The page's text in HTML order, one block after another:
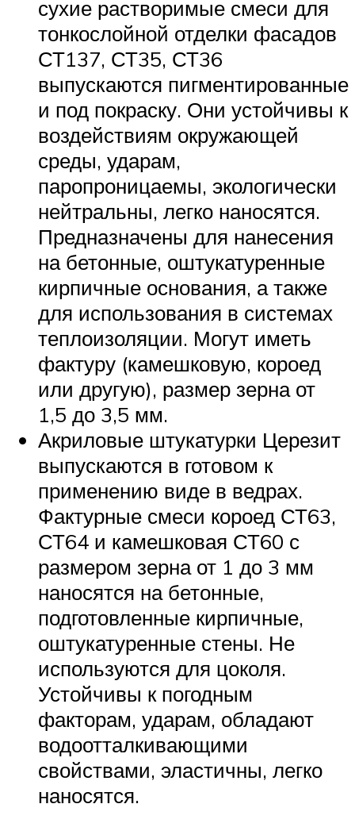
сухие растворимые смеси для
тонкослойной отделки фасадов
СТ137, СТ35, СТ36
выпускаются пигментированные
и под покраску. Они устойчивы к
воздействиям окружающей
среды, ударам,
паропроницаемы, экологически
нейтральны, легко наносятся.
Предназначены для нанесения
на бетонные, оштукатуренные
кирпичные основания, а также
для использования в системах
теплоизоляции. Могут иметь
фактуру (камешковую, короед
или другую), размер зерна от
1,5 до 3,5 мм.
Акриловые штукатурки Церезит
выпускаются в готовом к
применению виде в ведрах.
Фактурные смеси короед СТ63,
СТ64 и камешковая СТ60 с
размером зерна от 1 до 3 мм
наносятся на бетонные,
подготовленные кирпичные,
оштукатуренные стены. Не
используются для цоколя.
Устойчивы к погодным
факторам, ударам, обладают
водоотталкивающими
свойствами, эластичны, легко
наносятся.